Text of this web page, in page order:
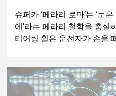
슈퍼카 ‘페라리 로마’는 ‘눈
에’라는 페라리 철학을 충실
티어링 휠은 운전자가 손을